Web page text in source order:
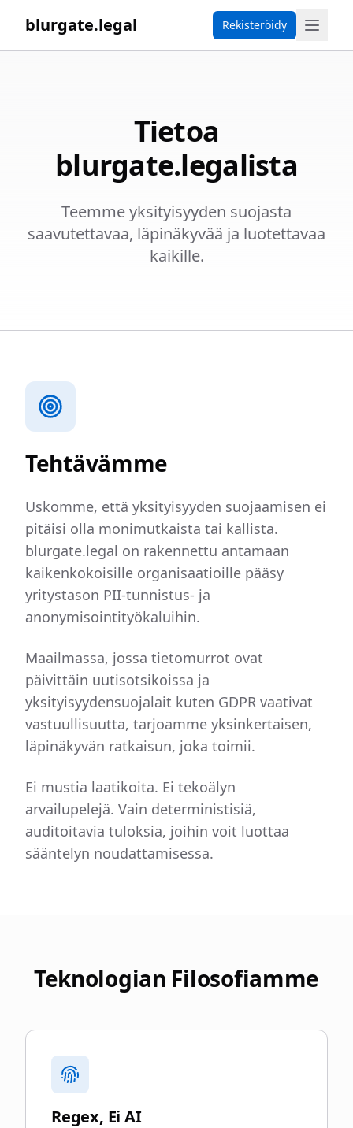
blurgate.legal Rekisteröidy
Tietoa
blurgate.legalista
Teemme yksityisyyden suojasta
saavutettavaa, läpinäkyvää ja luotettavaa
kaikille.
Tehtävämme
Uskomme, että yksityisyyden suojaamisen ei
pitäisi olla monimutkaista tai kallista.
blurgate.legal on rakennettu antamaan
kaikenkokoisille organisaatioille pääsy
yritystason PII-tunnistus- ja
anonymisointityökaluihin.
Maailmassa, jossa tietomurrot ovat
päivittäin uutisotsikoissa ja
yksityisyydensuojalait kuten GDPR vaativat
vastuullisuutta, tarjoamme yksinkertaisen,
läpinäkyvän ratkaisun, joka toimii.
Ei mustia laatikoita. Ei tekoälyn
arvailupelejä. Vain deterministisiä,
auditoitavia tuloksia, joihin voit luottaa
sääntelyn noudattamisessa.
Teknologian Filosofiamme
Regex, Ei AI